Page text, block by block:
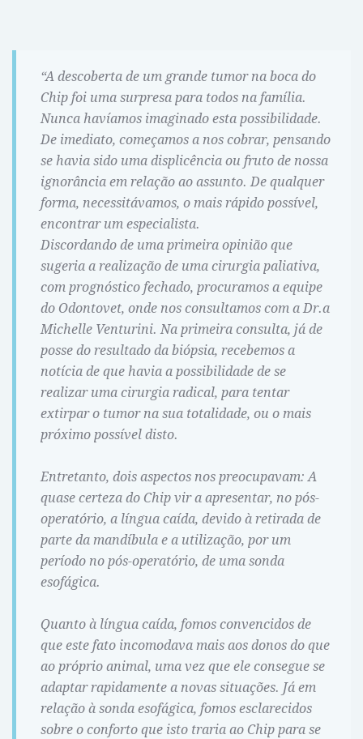
“A descoberta de um grande tumor na boca do
Chip foi uma surpresa para todos na família.
Nunca havíamos imaginado esta possibilidade.
De imediato, começamos a nos cobrar, pensando
se havia sido uma displicência ou fruto de nossa
ignorância em relação ao assunto. De qualquer
forma, necessitávamos, o mais rápido possível,
encontrar um especialista.
Discordando de uma primeira opinião que
sugeria a realização de uma cirurgia paliativa,
com prognóstico fechado, procuramos a equipe
do Odontovet, onde nos consultamos com a Dr.a
Michelle Venturini. Na primeira consulta, já de
posse do resultado da biópsia, recebemos a
notícia de que havia a possibilidade de se
realizar uma cirurgia radical, para tentar
extirpar o tumor na sua totalidade, ou o mais
próximo possível disto.
Entretanto, dois aspectos nos preocupavam: A
quase certeza do Chip vir a apresentar, no pós-
operatório, a língua caída, devido à retirada de
parte da mandíbula e a utilização, por um
período no pós-operatório, de uma sonda
esofágica.
Quanto à língua caída, fomos convencidos de
que este fato incomodava mais aos donos do que
ao próprio animal, uma vez que ele consegue se
adaptar rapidamente a novas situações. Já em
relação à sonda esofágica, fomos esclarecidos
sobre o conforto que isto traria ao Chip para se